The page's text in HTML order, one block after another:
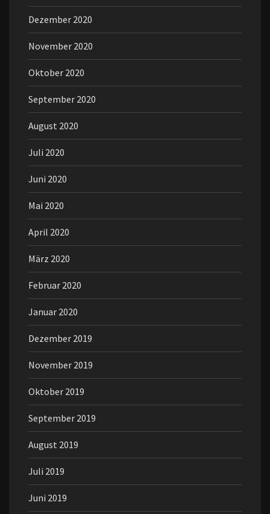
Dezember 2020
November 2020
Oktober 2020
September 2020
August 2020
Juli 2020
Juni 2020
Mai 2020
April 2020
März 2020
Februar 2020
Januar 2020
Dezember 2019
November 2019
Oktober 2019
September 2019
August 2019
Juli 2019
Juni 2019